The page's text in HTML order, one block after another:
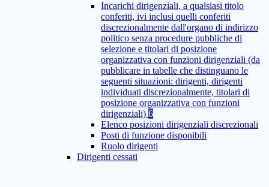
Incarichi dirigenziali, a qualsiasi titolo
conferiti, ivi inclusi quelli conferiti
discrezionalmente dall'organo di indirizzo
politico senza procedure pubbliche di
selezione e titolari di posizione
organizzativa con funzioni dirigenziali (da
pubblicare in tabelle che distinguano le
seguenti situazioni: dirigenti, dirigenti
individuati discrezionalmente, titolari di
posizione organizzativa con funzioni
dirigenziali) 6
Elenco posizioni dirigenziali discrezionali
Posti di funzione disponibili
Ruolo dirigenti
Dirigenti cessati